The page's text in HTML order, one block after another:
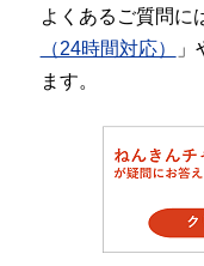
よくあるご質問に
（24時間対応）
」
ます。